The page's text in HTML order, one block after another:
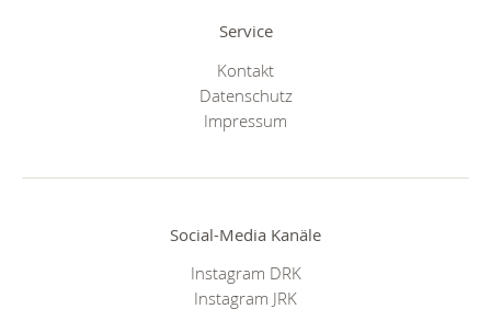
Service
Kontakt
Datenschutz
Impressum
Social-Media Kanäle
Instagram DRK
Instagram JRK